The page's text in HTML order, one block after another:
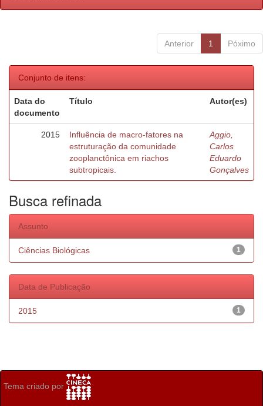
Anterior 1 Póximo
Conjunto de itens:
Data do
documento
Título Autor(es)
2015
Influência de macro-fatores na
estruturação da comunidade
zooplanctônica em riachos
subtropicais.
Aggio,
Carlos
Eduardo
Gonçalves
Busca refinada
Assunto
1
Ciências Biológicas
Data de Publicação
1
2015
Tema criado por